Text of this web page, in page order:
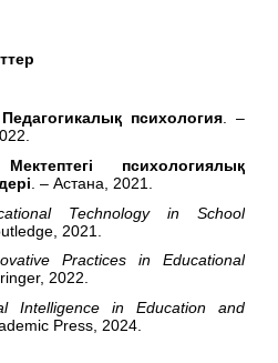
Педагогикалық психология . –
Мектептегі психологиялық
. – Астана, 2021.
Technology in School
2021.
Practices in Educational
2022.
Intelligence in Education and
Press, 2024.